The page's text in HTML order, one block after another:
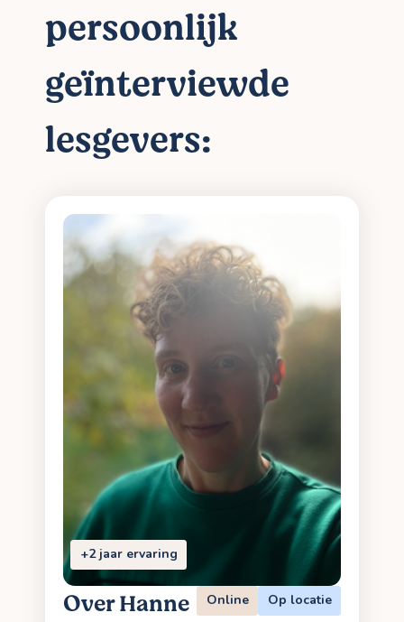
persoonlijk
geïnterviewde
lesgevers:
+2 jaar ervaring
Over Hanne Online Op locatie